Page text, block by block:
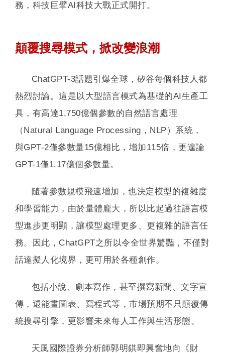
務，科技巨擘AI科技大戰正式開打。
顛覆搜尋模式，掀改變浪潮
ChatGPT-3話題引爆全球，矽谷每個科技人都
熱烈討論。這是以大型語言模式為基礎的AI生產工
具，有高達1,750億個參數的自然語言處理
（Natural Language Processing，NLP）系統，
與GPT-2僅參數量15億相比，增加115倍，更遑論
GPT-1僅1.17億個參數量。
隨著參數規模飛速增加，也決定模型的複雜度
和學習能力，由於量體龐大，所以比起過往語言模
型進步更明顯，讓模型處理更多、更複雜的語言任
務。因此，ChatGPT之所以令全世界驚豔，不僅對
話達擬人化境界，更可用於各種創作。
包括小說、劇本寫作，甚至撰寫新聞、文字宣
傳，還能畫圖表、寫程式等，市場預期不只顛覆傳
統搜尋引擎，更影響未來每人工作與生活形態。
天風國際證券分析師郭明錤即興奮地向《財